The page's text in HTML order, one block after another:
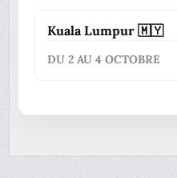
Kuala Lumpur 🇲🇾
DU 2 AU 4 OCTOBRE